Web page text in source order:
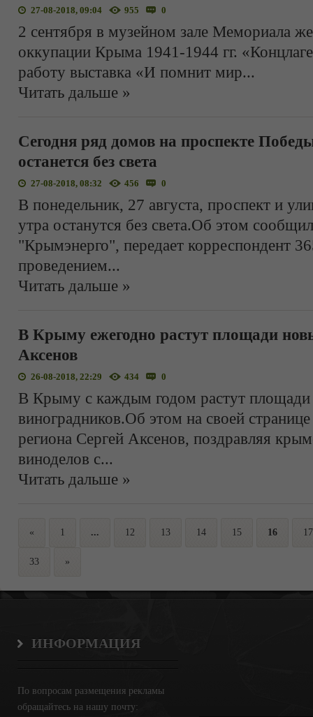
27-08-2018, 09:04 955 0
2 сентября в музейном зале Мемориала
оккупации Крыма 1941-1944 гг.
работу выставка «И помнит мир...
Читать дальше »
Сегодня ряд домов на проспекте
останется без света
27-08-2018, 08:32 456 0
В понедельник, 27 августа, проспект и
утра останутся без света.Об этом
"Крымэнерго", передает корреспондент
проведением...
Читать дальше »
В Крыму ежегодно растут площади
Аксенов
26-08-2018, 22:29 434 0
В Крыму с каждым годом растут
виноградников.Об этом на своей
региона Сергей Аксенов, поздравляя
виноделов с...
Читать дальше »
« 1 ... 12 13 14 15 16 17
33 »
ИНФОРМАЦИЯ
По вопросам размещения рекламы
обращайтесь на нашу почту: